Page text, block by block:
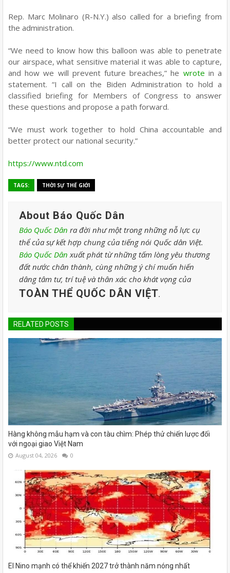
Rep. Marc Molinaro (R-N.Y.) also called for a briefing from
the administration.
“We need to know how this balloon was able to penetrate
our airspace, what sensitive material it was able to capture,
and how we will prevent future breaches,” he wrote in a
statement. “I call on the Biden Administration to hold a
classified briefing for Members of Congress to answer
these questions and propose a path forward.
“We must work together to hold China accountable and
better protect our national security.”
https://www.ntd.com
TAGS: THỜI SỰ THẾ GIỚI
About Báo Quốc Dân
Báo Quốc Dân ra đời như một trong những nỗ lực cụ
thể của sự kết hợp chung của tiếng nói Quốc dân Việt.
Báo Quốc Dân xuất phát từ những tấm lòng yêu thương
đất nước chân thành, cùng những ý chí muốn hiến
dâng tâm tư, trí tuệ và thân xác cho khát vọng của
TOÀN THỂ QUỐC DÂN VIỆT.
RELATED POSTS
Hàng không mẫu hạm và con tàu chìm: Phép thử chiến lược đối
với ngoại giao Việt Nam
August 04, 2026 0
El Nino mạnh có thể khiến 2027 trở thành năm nóng nhất